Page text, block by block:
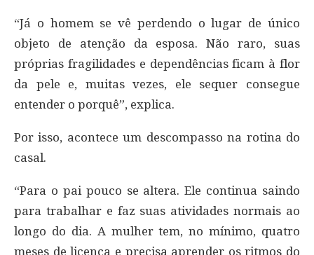
“Já o homem se vê perdendo o lugar de único
objeto de atenção da esposa. Não raro, suas
próprias fragilidades e dependências ficam à flor
da pele e, muitas vezes, ele sequer consegue
entender o porquê”, explica.
Por isso, acontece um descompasso na rotina do
casal.
“Para o pai pouco se altera. Ele continua saindo
para trabalhar e faz suas atividades normais ao
longo do dia. A mulher tem, no mínimo, quatro
meses de licença e precisa aprender os ritmos do